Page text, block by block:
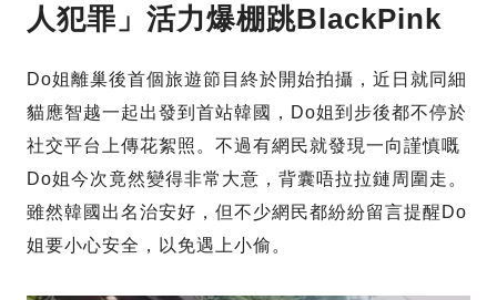
人犯罪」活力爆棚跳BlackPink
Do姐離巢後首個旅遊節目終於開始拍攝，近日就同細
貓應智越一起出發到首站韓國，Do姐到步後都不停於
社交平台上傳花絮照。不過有網民就發現一向謹慎嘅
Do姐今次竟然變得非常大意，背囊唔拉拉鏈周圍走。
雖然韓國出名治安好，但不少網民都紛紛留言提醒Do
姐要小心安全，以免遇上小偷。